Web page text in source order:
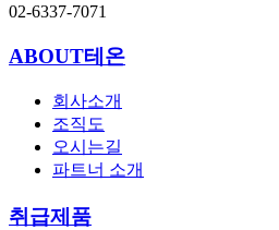
02-6337-7071
ABOUT테온
회사소개
조직도
오시는길
파트너 소개
취급제품